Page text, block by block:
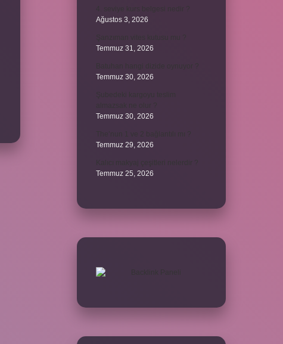
Ağustos 3, 2026
Temmuz 31, 2026
Temmuz 30, 2026
Temmuz 30, 2026
Temmuz 29, 2026
Temmuz 25, 2026